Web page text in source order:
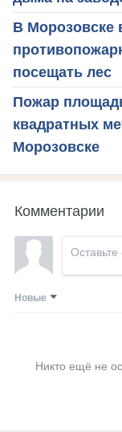
В Морозовске
посещать лес
Пожар
квадратных
Морозовске
Комментарии
Новые
Никто ещё не